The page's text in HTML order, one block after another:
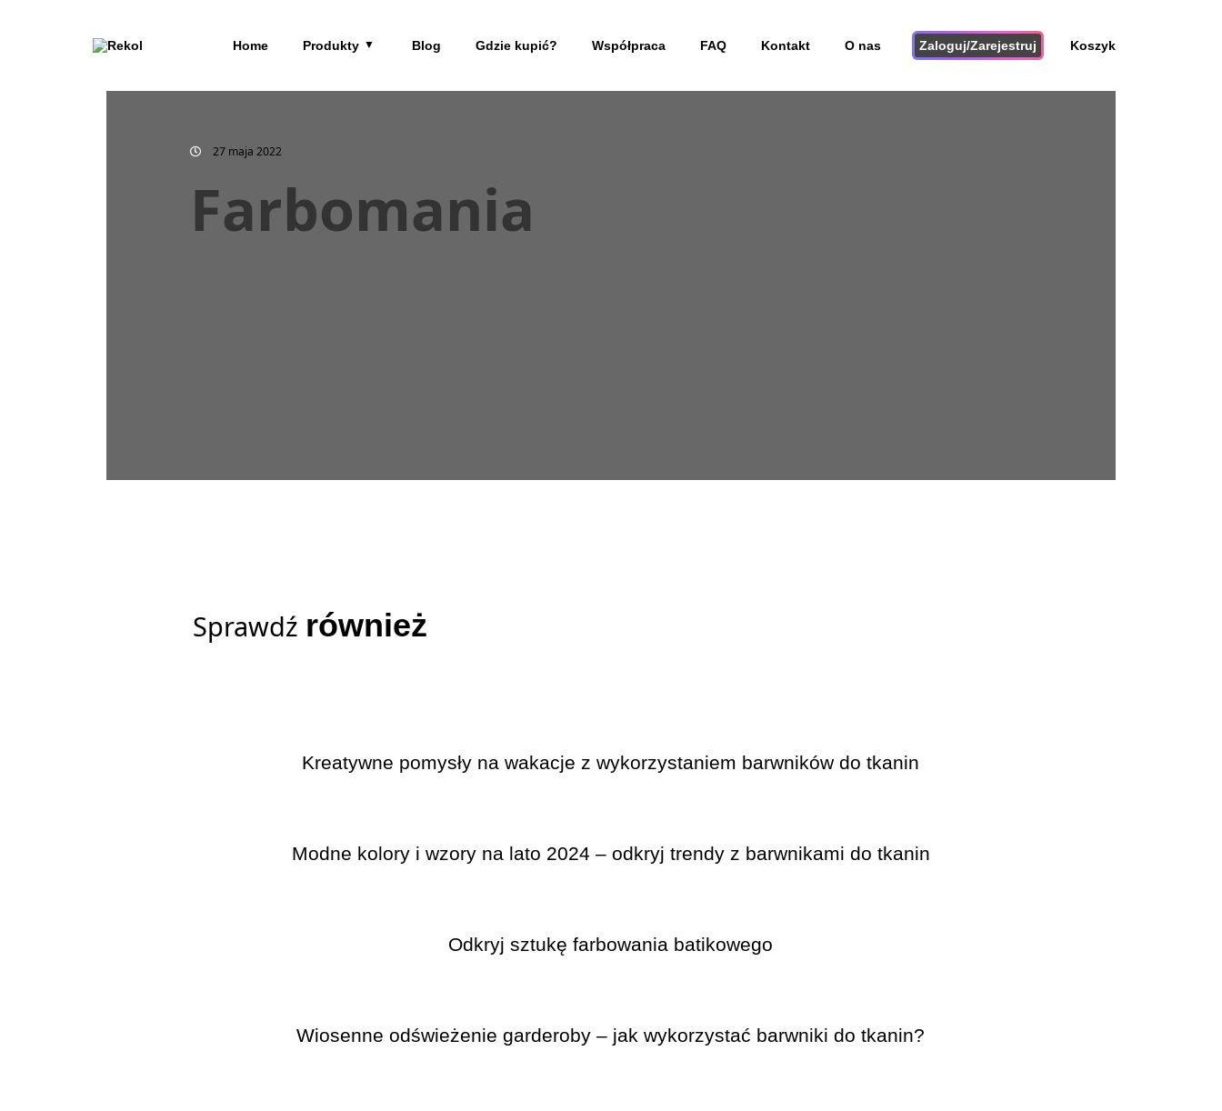
Home Produkty Blog Gdzie kupić? Współpraca FAQ Kontakt O nas Zaloguj/Zarejestruj Koszyk
27 maja 2022
Farbomania
Sprawdź również
Kreatywne pomysły na wakacje z wykorzystaniem barwników do tkanin
Modne kolory i wzory na lato 2024 – odkryj trendy z barwnikami do tkanin
Odkryj sztukę farbowania batikowego
Wiosenne odświeżenie garderoby – jak wykorzystać barwniki do tkanin?